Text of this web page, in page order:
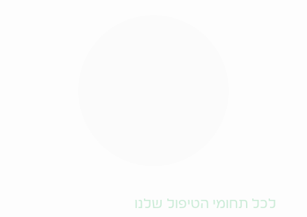
לכל תחומי הטיפול שלנו